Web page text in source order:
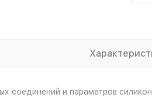
соединений и параметров